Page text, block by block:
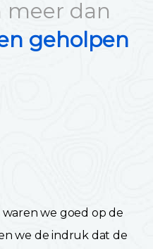
meer dan
geholpen
we goed op de
we de indruk dat de